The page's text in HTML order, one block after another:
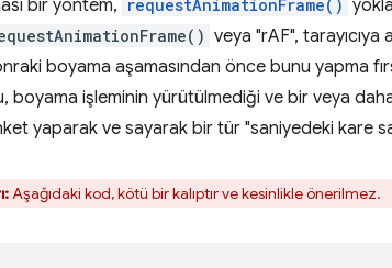
bir yöntem, requestAnimationFrame()
veya "rAF",
boyama aşamasından önce bunu yapma
boyama işleminin yürütülmediği ve bir veya daha
yaparak ve sayarak bir tür "saniyedeki kare
Aşağıdaki kod, kötü bir kalıptır ve kesinlikle önerilmez.